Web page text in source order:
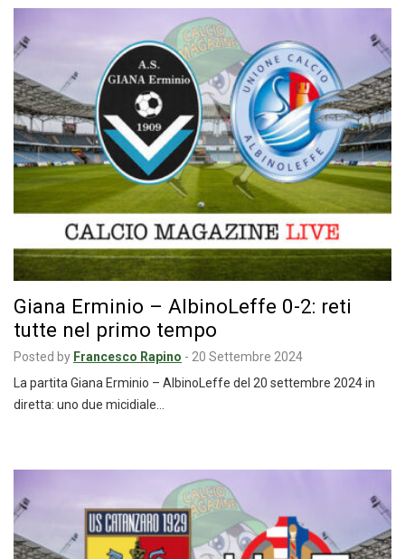
Giana Erminio – AlbinoLeffe 0-2: reti
tutte nel primo tempo
Posted by Francesco Rapino - 20 Settembre 2024
La partita Giana Erminio – AlbinoLeffe del 20 settembre 2024 in
diretta: uno due micidiale…